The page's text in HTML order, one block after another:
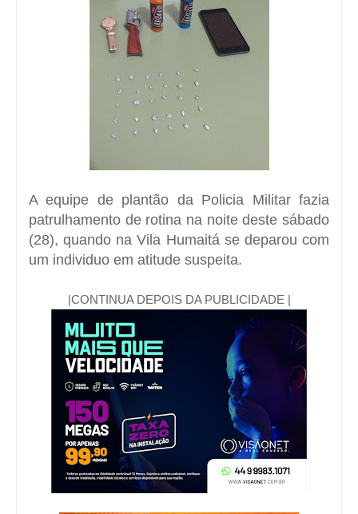
A equipe de plantão da Policia Militar fazia
patrulhamento de rotina na noite deste sábado
(28), quando na Vila Humaitá se deparou com
um individuo em atitude suspeita.
|CONTINUA DEPOIS DA PUBLICIDADE |